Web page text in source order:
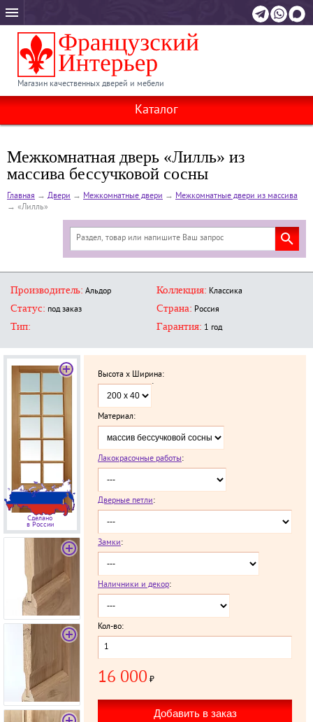
Магазин качественных дверей и мебели
Каталог
Межкомнатная дверь «Лилль» из
массива бессучковой сосны
Главная → Двери → Межкомнатные двери → Межкомнатные двери из массива
→ «Лилль»
Производитель: Альдор Коллекция: Классика
Статус: под заказ Страна: Россия
Тип: Гарантия: 1 год
Сделано
в России
Высота x Ширина:
Материал:
Лакокрасочные работы:
Дверные петли:
Замки:
Наличники и декор:
Кол-во:
`
16 000 ₽